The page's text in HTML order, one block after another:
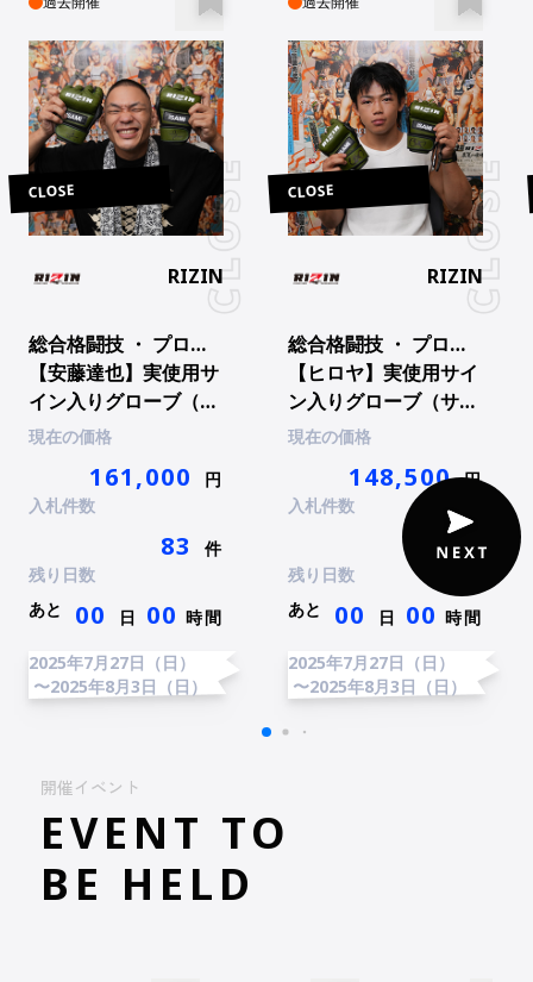
CLOSE
RIZIN
総合格闘技 ・ プロ総合格闘技
【安藤達也】実使用サ
イン入りグローブ（サ
イン入りチェキ付）
現在の価格
161,000
円
入札件数
83
件
残り日数
あと
00 日 00 時間
2025年7月27日（日）
〜2025年8月3日（日）
CLOSE
RIZIN
総合格闘技 ・ プロ総合格闘技
【ヒロヤ】実使用サイ
ン入りグローブ（サイ
ン入りチェキ付）
現在の価格
148,500 円
入札件数
41 件
残り日数
あと
00 日 00 時間
2025年7月27日（日）
〜2025年8月3日（日）
開催イベント
EVENT TO
BE HELD